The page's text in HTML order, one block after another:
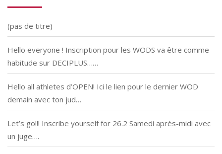
(pas de titre)
Hello everyone ! Inscription pour les WODS va être comme
habitude sur DECIPLUS……
Hello all athletes d’OPEN! Ici le lien pour le dernier WOD
demain avec ton jud…
Let’s go!!! Inscribe yourself for 26.2 Samedi après-midi avec
un juge….